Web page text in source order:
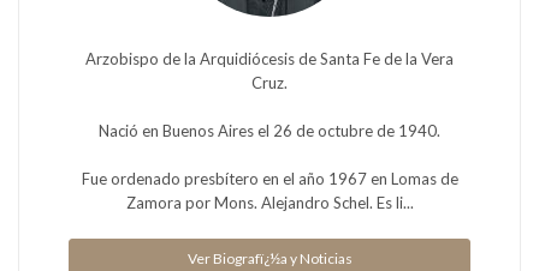
Arzobispo de la Arquidiócesis de Santa Fe de la Vera
Cruz.
Nació en Buenos Aires el 26 de octubre de 1940.
Fue ordenado presbítero en el año 1967 en Lomas de
Zamora por Mons. Alejandro Schel. Es li...
Ver Biografï¿½a y Noticias